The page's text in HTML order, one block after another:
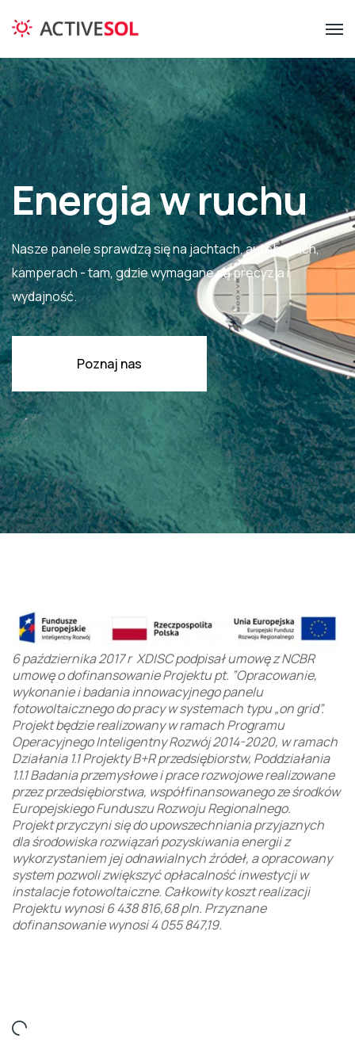
Energia w ruchu
Nasze panele sprawdzą się na jachtach, autobusach,
kamperach - tam, gdzie wymagane są precyzja i
wydajność.
Poznaj nas
6 października 2017 r XDISC podpisał umowę z NCBR
umowę o dofinansowanie Projektu pt. ”Opracowanie,
wykonanie i badania innowacyjnego panelu
fotowoltaicznego do pracy w systemach typu „on grid”.
Projekt będzie realizowany w ramach Programu
Operacyjnego Inteligentny Rozwój 2014-2020, w ramach
Działania 1.1 Projekty B+R przedsiębiorstw, Poddziałania
1.1.1 Badania przemysłowe i prace rozwojowe realizowane
przez przedsiębiorstwa, współfinansowanego ze środków
Europejskiego Funduszu Rozwoju Regionalnego.
Projekt przyczyni się do upowszechniania przyjaznych
dla środowiska rozwiązań pozyskiwania energii z
wykorzystaniem jej odnawialnych źródeł, a opracowany
system pozwoli zwiększyć opłacalność inwestycji w
instalacje fotowoltaiczne. Całkowity koszt realizacji
Projektu wynosi 6 438 816,68 pln. Przyznane
dofinansowanie wynosi 4 055 847,19.